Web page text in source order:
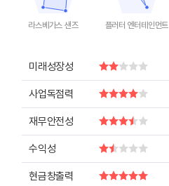
라스베가스 샌즈 플러터 엔터테인먼트
미래성장성
사업독점력
재무안전성
수익성
현금창출력